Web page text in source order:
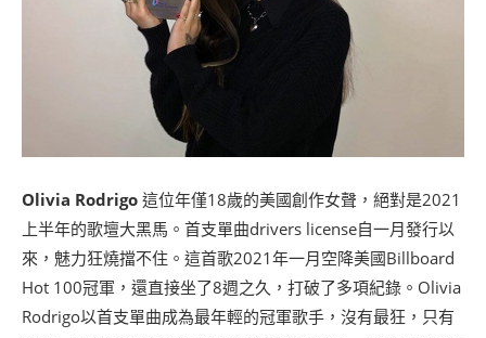
Olivia Rodrigo 這位年僅18歲的美國創作女聲，絕對是2021
上半年的歌壇大黑馬。首支單曲drivers license自一月發行以
來，魅力狂燒擋不住。這首歌2021年一月空降美國Billboard
Hot 100冠軍，還直接坐了8週之久，打破了多項紀錄。Olivia
Rodrigo以首支單曲成為最年輕的冠軍歌手，沒有最狂，只有